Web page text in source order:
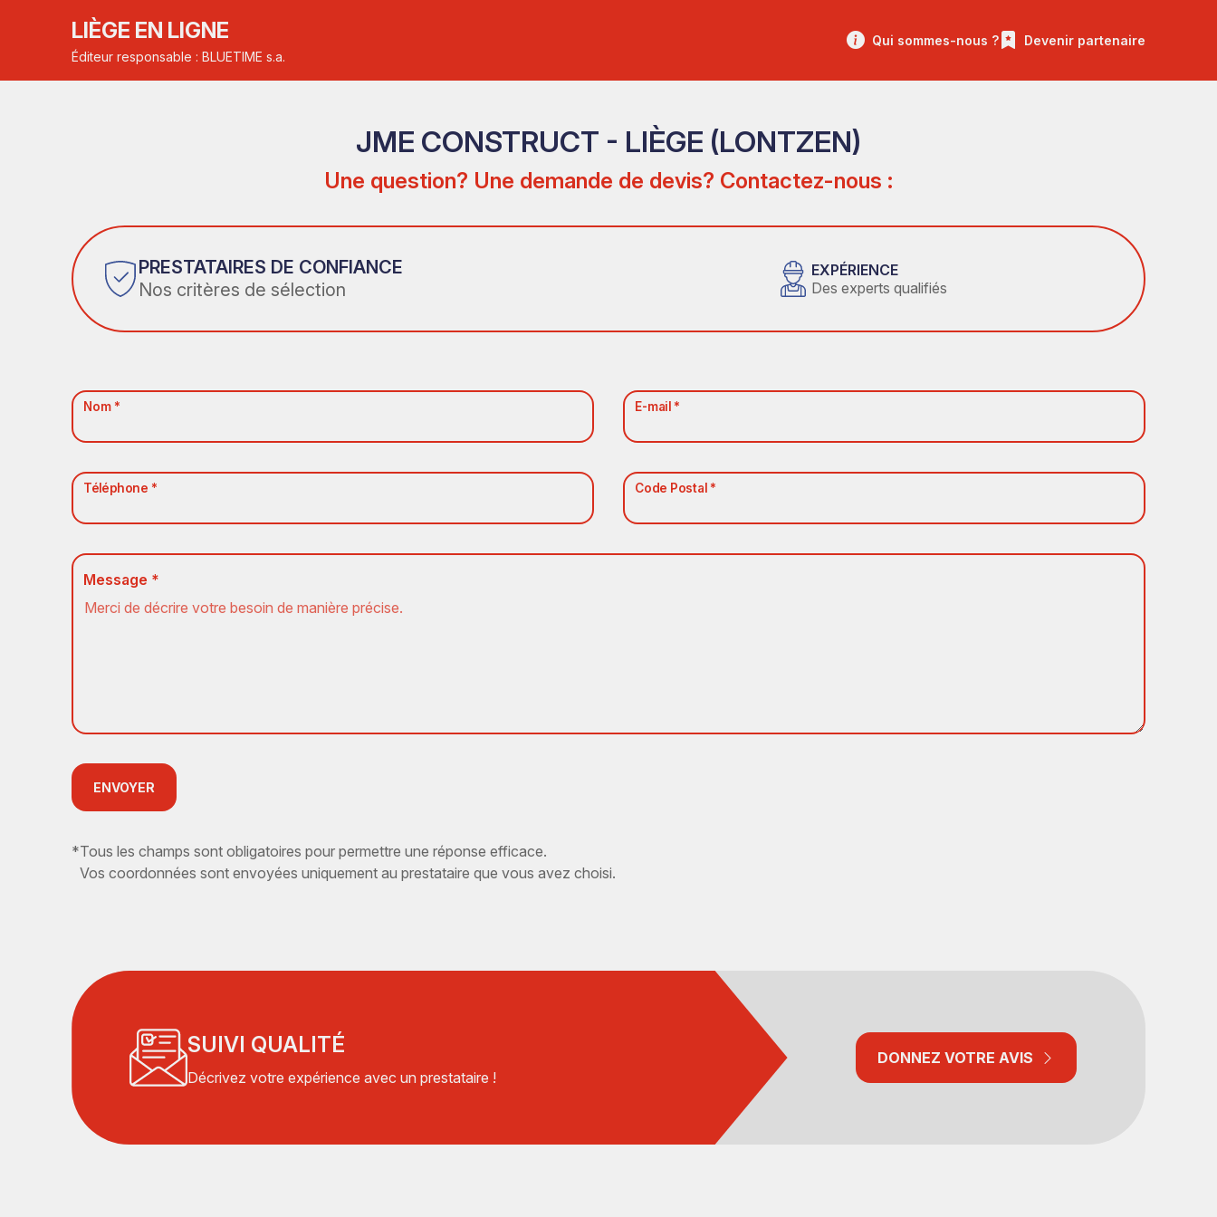
LIÈGE EN LIGNE
Éditeur responsable : BLUETIME s.a.
Qui sommes-nous ? Devenir partenaire
JME CONSTRUCT - LIÈGE (LONTZEN)
Une question? Une demande de devis? Contactez-nous :
PRESTATAIRES DE CONFIANCE
Nos critères de sélection
EXPÉRIENCE
Des experts qualifiés
Nom * E-mail *
Téléphone * Code Postal *
Message *
ENVOYER
*Tous les champs sont obligatoires pour permettre une réponse efficace.
Vos coordonnées sont envoyées uniquement au prestataire que vous avez choisi.
SUIVI QUALITÉ
Décrivez votre expérience avec un prestataire !
DONNEZ VOTRE AVIS